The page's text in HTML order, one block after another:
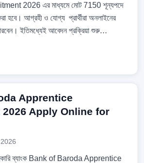
2026 এর মাধ্যমে মোট 7150 শূন্যপদে
আগ্রহী ও যোগ্য প্রার্থীরা অনলাইনের
ইতিমধ্যেই আবেদন প্রক্রিয়া শুরু…
Apprentice
Apply Online for
ব্যাংক Bank of Baroda Apprentice